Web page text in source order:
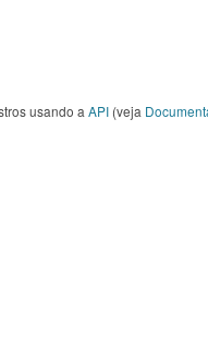
usando a API (veja